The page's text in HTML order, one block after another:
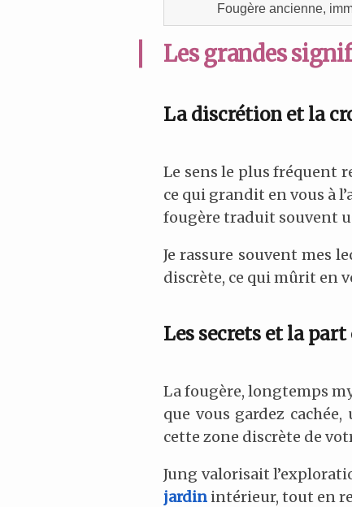
Fougère ancienne,
Les grandes
La discrétion et la
Le sens le plus fréquent
ce qui grandit en vous à
fougère traduit souvent
Je rassure souvent mes
discrète, ce qui mûrit en
Les secrets et la part
La fougère, longtemps
que vous gardez
cette zone discrète de
Jung valorisait
jardin intérieur, tout en